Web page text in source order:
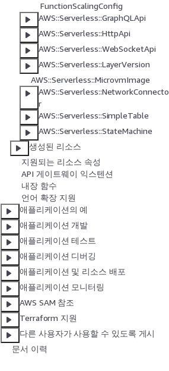
FunctionScalingConfig
AWS::Serverless::GraphQLApi
AWS::Serverless::HttpApi
AWS::Serverless::WebSocketApi
AWS::Serverless::LayerVersion
AWS::Serverless::MicrovmImage
AWS::Serverless::NetworkConnecto
r
AWS::Serverless::SimpleTable
AWS::Serverless::StateMachine
생성된 리소스
지원되는 리소스 속성
API 게이트웨이 익스텐션
내장 함수
언어 확장 지원
애플리케이션의 예
애플리케이션 개발
애플리케이션 테스트
애플리케이션 디버깅
애플리케이션 및 리소스 배포
애플리케이션 모니터링
AWS SAM 참조
Terraform 지원
다른 사용자가 사용할 수 있도록 게시
문서 이력